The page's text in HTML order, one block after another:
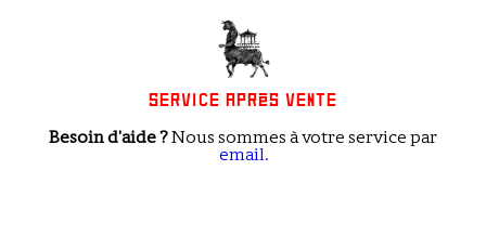
SERVICE APRÈS VENTE
Besoin d'aide ?Nous sommes à votre service par
email.